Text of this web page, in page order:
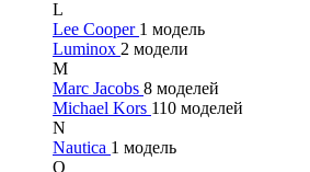
L
Lee Cooper 1 модель
Luminox 2 модели
M
Marc Jacobs 8 моделей
Michael Kors 110 моделей
N
Nautica 1 модель
O